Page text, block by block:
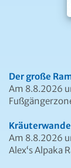
Der große
Am 8.8.2026
Am 8.8.2026
Alex‘s Alpaka